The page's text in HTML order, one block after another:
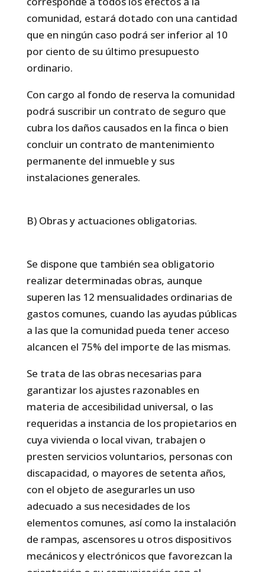
comunidad, estará dotado con una cantidad
que en ningún caso podrá ser inferior al 10
por ciento de su último presupuesto
ordinario.
Con cargo al fondo de reserva la comunidad
podrá suscribir un contrato de seguro que
cubra los daños causados en la finca o bien
concluir un contrato de mantenimiento
permanente del inmueble y sus
instalaciones generales.
B) Obras y actuaciones obligatorias.
Se dispone que también sea obligatorio
realizar determinadas obras, aunque
superen las 12 mensualidades ordinarias de
gastos comunes, cuando las ayudas públicas
a las que la comunidad pueda tener acceso
alcancen el 75% del importe de las mismas.
Se trata de las obras necesarias para
garantizar los ajustes razonables en
materia de accesibilidad universal, o las
requeridas a instancia de los propietarios en
cuya vivienda o local vivan, trabajen o
presten servicios voluntarios, personas con
discapacidad, o mayores de setenta años,
con el objeto de asegurarles un uso
adecuado a sus necesidades de los
elementos comunes, así como la instalación
de rampas, ascensores u otros dispositivos
mecánicos y electrónicos que favorezcan la